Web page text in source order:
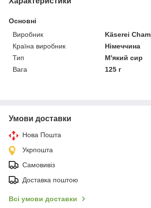
Основні
Виробник
Käserei
Країна виробник
Німеччина
Тип
М'який сир
Вага
125 г
Умови доставки
Нова Пошта
Укрпошта
Самовивіз
Доставка поштою
Всі умови доставки